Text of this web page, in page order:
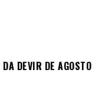
DEVIR DE AGOSTO